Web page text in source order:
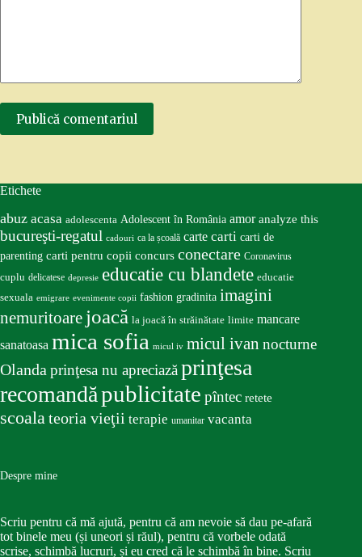
Publică comentariul
Etichete
abuz acasa adolescenta Adolescent în România amor analyze this
bucureşti-regatul cadouri ca la școală carte carti carti de
parenting carti pentru copii concurs conectare Coronavirus
cuplu delicatese depresie educatie cu blandete educatie
sexuala emigrare evenimente copii fashion gradinita imagini
nemuritoare joacă la joacă în străinătate limite mancare
sanatoasa mica sofia micul iv micul ivan nocturne
Olandaprinţesa nu apreciazăprinţesa
recomandăpublicitate pîntec retete
scoalateoria vieţii terapie umanitar vacanta
Despre mine
Scriu pentru că mă ajută, pentru că am nevoie să dau pe-afară
tot binele meu (și uneori și răul), pentru că vorbele odată
scrise, schimbă lucruri, și eu cred că le schimbă în bine. Scriu